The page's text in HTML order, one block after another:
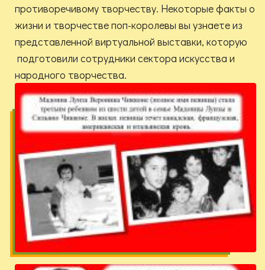
противоречивому творчеству. Некоторые факты о
жизни и творчестве поп-королевы вы узнаете из
представленной виртуальной выставки, которую
подготовили сотрудники сектора искусства и
народного творчества.